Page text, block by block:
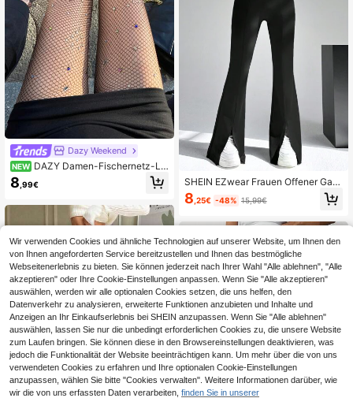
Dazy Weekend
NEW DAZY Damen-Fischernetz-Le
ggings mit Strass-Verzierung im mo
dischen Stil
8 ,99€
SHEIN EZwear Frauen Offener Gab
el Bell-bottoms
8,25€ -48% 15,99€
Wir verwenden Cookies und ähnliche Technologien auf unserer Website, um Ihnen den
von Ihnen angeforderten Service bereitzustellen und Ihnen das bestmögliche
Webseitenerlebnis zu bieten. Sie können jederzeit nach Ihrer Wahl "Alle ablehnen", "Alle
akzeptieren" oder Ihre Cookie-Einstellungen anpassen. Wenn Sie "Alle akzeptieren"
auswählen, werden wir alle optionalen Cookies setzen, die uns helfen, den
Datenverkehr zu analysieren, erweiterte Funktionen anzubieten und Inhalte und
Anzeigen an Ihr Einkaufserlebnis bei SHEIN anzupassen. Wenn Sie "Alle ablehnen"
auswählen, lassen Sie nur die unbedingt erforderlichen Cookies zu, die unsere Website
zum Laufen bringen. Sie können diese in den Browsereinstellungen deaktivieren, was
jedoch die Funktionalität der Website beeinträchtigen kann. Um mehr über die von uns
verwendeten Cookies zu erfahren und Ihre optionalen Cookie-Einstellungen
anzupassen, wählen Sie bitte "Cookies verwalten". Weitere Informationen darüber, wie
wir die von uns erfassten Daten verarbeiten, finden Sie in unserer